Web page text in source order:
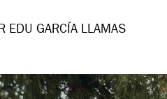
EDU GARCÍA LLAMAS